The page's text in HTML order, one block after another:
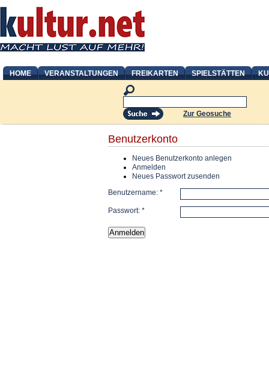
HOME VERANSTALTUNGEN FREIKARTEN SPIELSTÄTTEN
Zur Geosuche
Benutzerkonto
Neues Benutzerkonto anlegen
Anmelden
Neues Passwort zusenden
Benutzername: *
Passwort: *